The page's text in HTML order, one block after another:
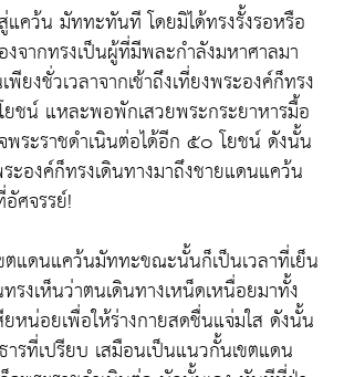
แคว้น มัททะทันที โดยมิได้ทรงรั้งรอหรือ
งจากทรงเป็นผู้ที่มีพละกำลังมหาศาลมา
ยงชั่วเวลาจากเช้าถึงเที่ยงพระองค์ก็ทรง
ชน์ แหละพอพักเสวยพระกระยาหารมื้อ
พระราชดำเนินต่อได้อีก ๕๐ โยชน์ ดังนั้น
ะองค์ก็ทรงเดินทางมาถึงชายแดนแคว้น
ศจรรย์!
ตแดนแคว้นมัททะขณะนั้นก็เป็นเวลาที่เย็น
รงเห็นว่าตนเดินทางเหน็ดเหนื่อยมาทั้ง
หน่อยเพื่อให้ร่างกายสดชื่นแจ่มใส ดังนั้น
ารที่เปรียบ เสมือนเป็นแนวกั้นเขตแดน